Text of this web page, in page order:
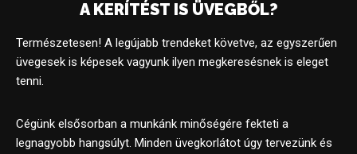
A KERÍTÉST IS ÜVEGBŐL?
Természetesen! A legújabb trendeket követve, az egyszerűen
üvegesek is képesek vagyunk ilyen megkeresésnek is eleget
tenni.
Cégünk elsősorban a munkánk minőségére fekteti a
legnagyobb hangsúlyt. Minden üvegkorlátot úgy tervezünk és